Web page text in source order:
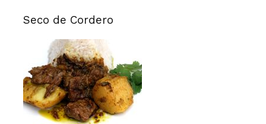
Seco de Cordero